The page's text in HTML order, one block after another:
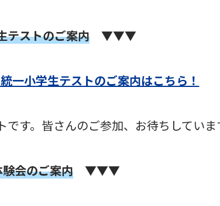
テストのご案内▼▼▼
小学生テストのご案内はこちら！
です。皆さんのご参加、お待ちしていま
会のご案内▼▼▼